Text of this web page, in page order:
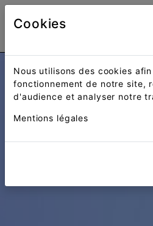
Cookies
Nous utilisons des cookies
fonctionnement de notre site,
d'audience et analyser notre
Mentions légales